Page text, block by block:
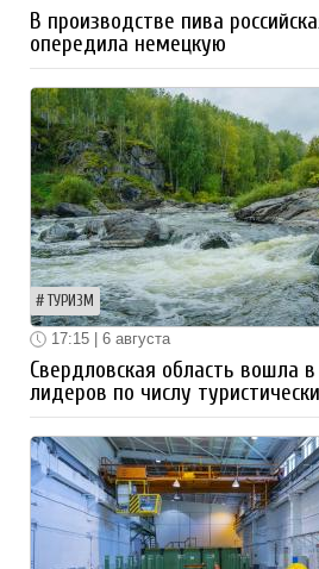
В производстве пива
опередила немецкую
ТУРИЗМ
17:15 | 6 августа
Свердловская область вошла
лидеров по числу